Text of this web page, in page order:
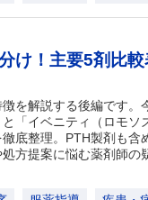
け！主要5剤比較
を解説する後編です。
「イベニティ（ロモソ
底整理。PTH製剤も含
方提案に悩む薬剤師の